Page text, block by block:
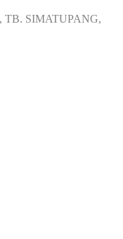
TB. SIMATUPANG,